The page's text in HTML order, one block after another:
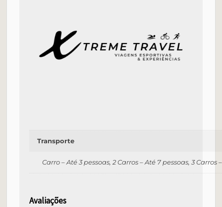
Transporte
Carro – Até 3 pessoas, 2 Carros – Até 7 pessoas, 3
Avaliações